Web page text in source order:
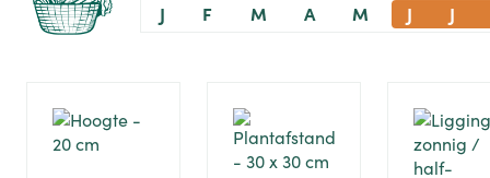
J F M A M J J